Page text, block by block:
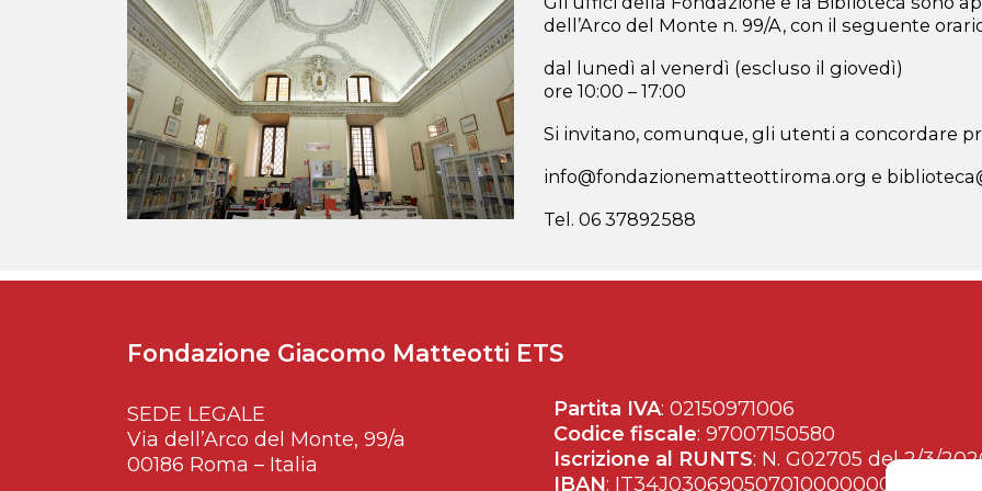
dell’Arco del Monte n. 99/A, con il seguente
dal lunedì al venerdì (escluso il giovedì)
ore 10:00 – 17:00
Si invitano, comunque, gli utenti a concordare
info@fondazionematteottiroma.org e
Tel. 06 37892588
Fondazione Giacomo Matteotti ETS
SEDE LEGALE
Via dell’Arco del Monte, 99/a
00186 Roma – Italia
Partita IVA: 02150971006
Codice fiscale: 97007150580
Iscrizione al RUNTS: N. G02705 del 2/3/
IBAN: IT34J0306905070100000002428